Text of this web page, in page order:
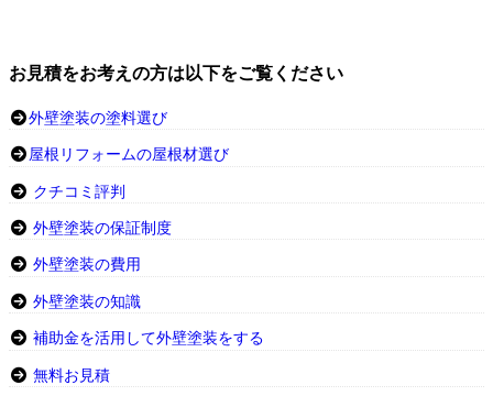
お見積をお考えの方は以下をご覧ください
外壁塗装の塗料選び
屋根リフォームの屋根材選び
クチコミ評判
外壁塗装の保証制度
外壁塗装の費用
外壁塗装の知識
補助金を活用して外壁塗装をする
無料お見積